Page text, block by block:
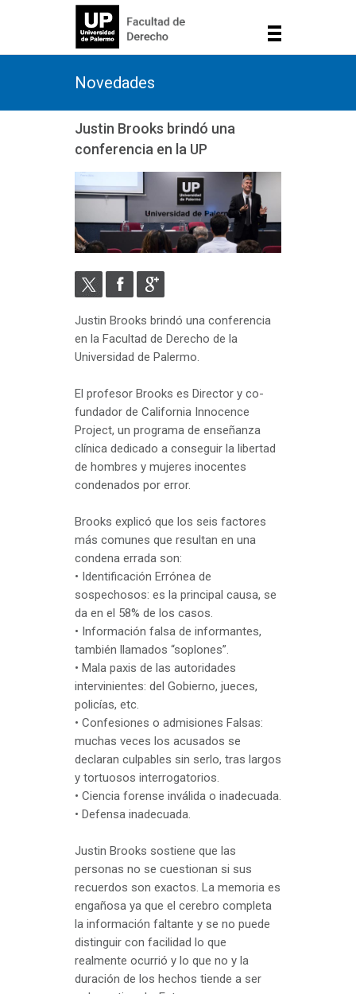
Novedades
Justin Brooks brindó una
conferencia en la UP
Justin Brooks brindó una conferencia
en la Facultad de Derecho de la
Universidad de Palermo.
El profesor Brooks es Director y co-
fundador de California Innocence
Project, un programa de enseñanza
clínica dedicado a conseguir la libertad
de hombres y mujeres inocentes
condenados por error.
Brooks explicó que los seis factores
más comunes que resultan en una
condena errada son:
• Identificación Errónea de
sospechosos: es la principal causa, se
da en el 58% de los casos.
• Información falsa de informantes,
también llamados “soplones”.
• Mala paxis de las autoridades
intervinientes: del Gobierno, jueces,
policías, etc.
• Confesiones o admisiones Falsas:
muchas veces los acusados se
declaran culpables sin serlo, tras largos
y tortuosos interrogatorios.
• Ciencia forense inválida o inadecuada.
• Defensa inadecuada.
Justin Brooks sostiene que las
personas no se cuestionan si sus
recuerdos son exactos. La memoria es
engañosa ya que el cerebro completa
la información faltante y se no puede
distinguir con facilidad lo que
realmente ocurrió y lo que no y la
duración de los hechos tiende a ser